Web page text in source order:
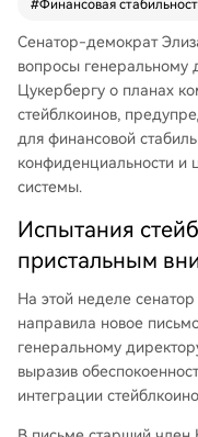
запросила у Meta
характере
а, выборе
е MetaPay, мерах
инансами и защите
ли срок до 20 мая для
в. Это
иальными лазейками
дательстве о
#Финансовая
Сенатор-демократ
вопросы генеральному
Цукербергу о планах
стейблкоинов,
для финансовой
конфиденциальности и
системы.
Испытания
пристальным
На этой неделе
направила новое
генеральному
выразив
интеграции